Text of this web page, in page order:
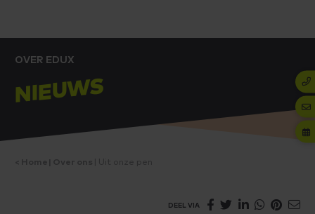
OVER EDUX
NIEUWS
DEEL VIA